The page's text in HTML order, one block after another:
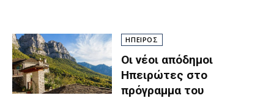
ΗΠΕΙΡΟΣ
Οι νέοι απόδημοι
Ηπειρώτες στο
πρόγραμμα του